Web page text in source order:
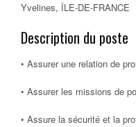
Yvelines, ÎLE-DE-FRANCE
Description du poste
• Assurer une relation de
• Assurer les missions de
• Assure la sécurité et la